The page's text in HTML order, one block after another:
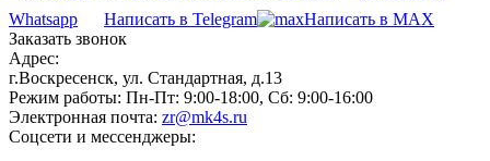
Whatsapp
Написать в Telegram
Написать в MAX
Заказать звонок
Адрес:
г.Воскресенск, ул. Стандартная, д.13
Режим работы: Пн-Пт: 9:00-18:00, Сб: 9:00-16:00
Электронная почта: zr@mk4s.ru
Соцсети и мессенджеры: